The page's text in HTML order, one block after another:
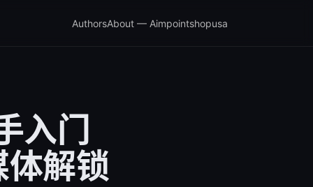
AuthorsAbout — Aimpointshopusa
入门
解锁